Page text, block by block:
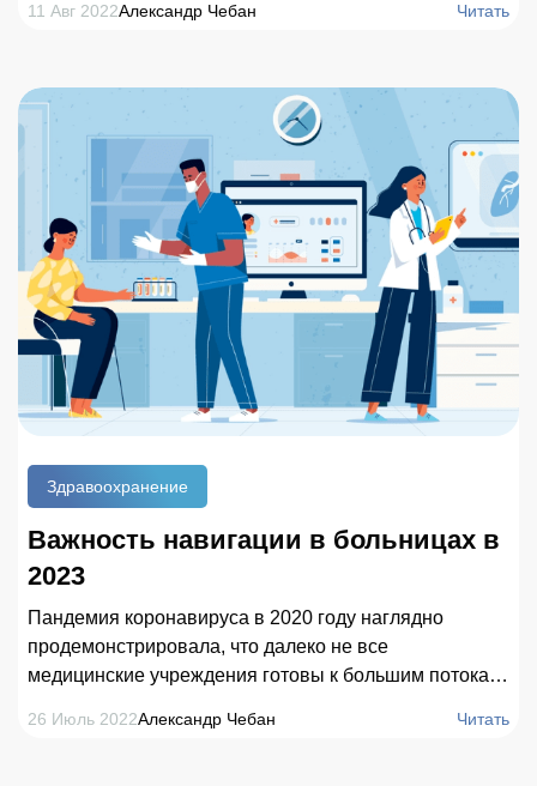
когда привычная нам навигация посредством GPS
точностью до 5-10 метров, однако если речь заходит
о навигации в помещении, то система теряет свою
эффективность, сигналы GPS не могут пройти сквозь
стены. В статье мы рассмотрим один из наиболее
простых вариантов решения этой проблемы, а
именно реализацию навигации внутри помещения на
базе QR-кодов.
11 Авг 2022Александр Чебан Читать
Здравоохранение
Важность навигации в больницах в
2023
Пандемия коронавируса в 2020 году наглядно
продемонстрировала, что далеко не все
медицинские учреждения готовы к большим потокам
пути в больнице к нужным кабинетам или палатам
26 Июль 2022Александр Чебан Читать